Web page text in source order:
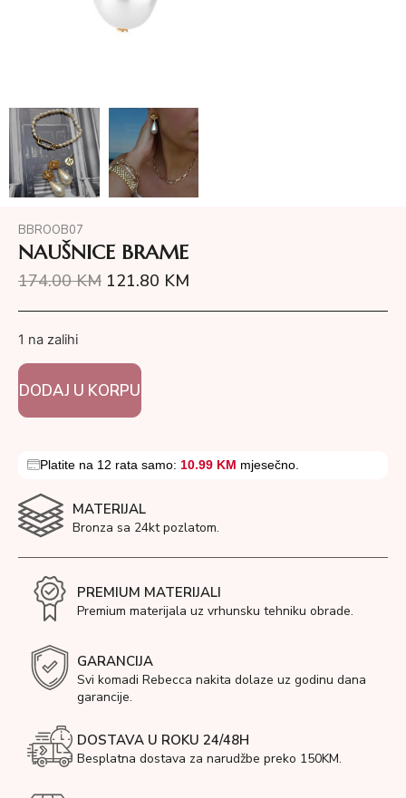
BBROOB07
NAUŠNICE BRAME
174.00KM 121.80 KM
1 na zalihi
DODAJ U KORPU
Platite na 12 rata samo: 10.99 KM mjesečno.
MATERIJAL
Bronza sa 24kt pozlatom.
PREMIUM MATERIJALI
Premium materijala uz vrhunsku tehniku obrade.
GARANCIJA
Svi komadi Rebecca nakita dolaze uz godinu dana
garancije.
DOSTAVA U ROKU 24/48H
Besplatna dostava za narudžbe preko 150KM.